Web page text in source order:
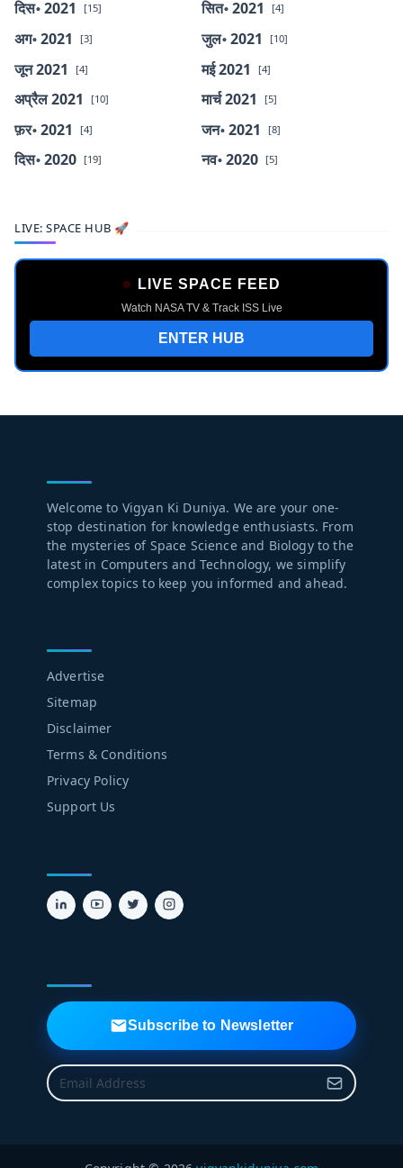
दिस॰ 2021 [15] सित॰ 2021 [4]
अग॰ 2021 [3] जुल॰ 2021 [10]
जून 2021 [4] मई 2021 [4]
अप्रैल 2021 [10] मार्च 2021 [5]
फ़र॰ 2021 [4] जन॰ 2021 [8]
दिस॰ 2020 [19] नव॰ 2020 [5]
LIVE: SPACE HUB 🚀
LIVE SPACE FEED
Watch NASA TV & Track ISS Live
ENTER HUB
Welcome to Vigyan Ki Duniya. We are your one-
stop destination for knowledge enthusiasts. From
the mysteries of Space Science and Biology to the
latest in Computers and Technology, we simplify
complex topics to keep you informed and ahead.
Advertise
Sitemap
Disclaimer
Terms & Conditions
Privacy Policy
Support Us
Subscribe to Newsletter